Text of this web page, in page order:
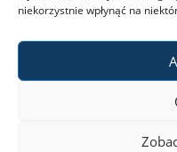
niekorzystnie wpłynąć na